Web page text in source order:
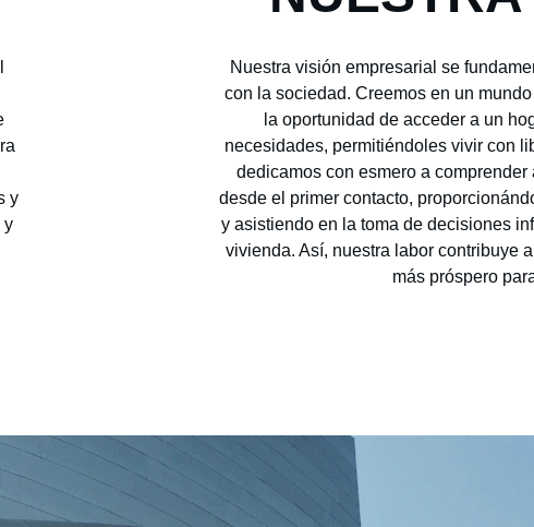
y
y
Nuestra visión empresarial se
con la sociedad. Creemos en un
la oportunidad de acceder a un
necesidades, permitiéndoles vivir con
dedicamos con esmero a
desde el primer contacto,
y asistiendo en la toma de decisiones
vivienda. Así, nuestra labor contribuye
más próspero